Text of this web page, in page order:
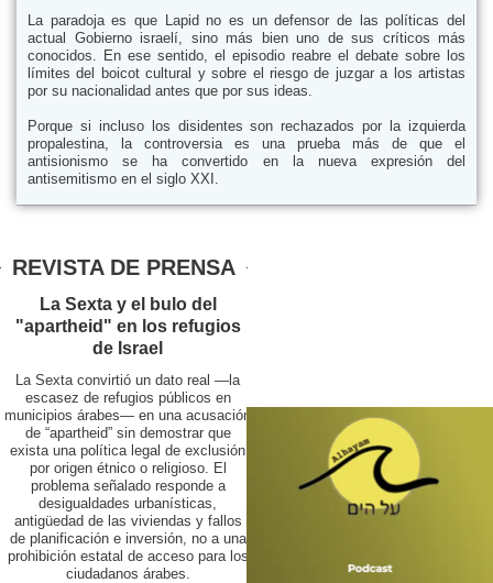
La paradoja es que Lapid no es un defensor de las políticas del
actual Gobierno israelí, sino más bien uno de sus críticos más
conocidos. En ese sentido, el episodio reabre el debate sobre los
límites del boicot cultural y sobre el riesgo de juzgar a los artistas
por su nacionalidad antes que por sus ideas.
Porque si incluso los disidentes son rechazados por la izquierda
propalestina, la controversia es una prueba más de que el
antisionismo se ha convertido en la nueva expresión del
antisemitismo en el siglo XXI.
REVISTA DE PRENSA
La Sexta y el bulo del
"apartheid" en los refugios
de Israel
La Sexta convirtió un dato real —la
escasez de refugios públicos en
municipios árabes— en una acusación
de “apartheid” sin demostrar que
exista una política legal de exclusión
por origen étnico o religioso. El
problema señalado responde a
desigualdades urbanísticas,
antigüedad de las viviendas y fallos
de planificación e inversión, no a una
prohibición estatal de acceso para los
ciudadanos árabes.